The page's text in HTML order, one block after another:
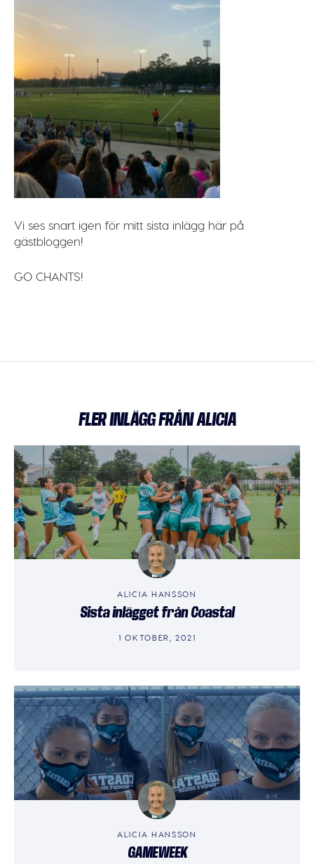
Vi ses snart igen för mitt sista inlägg här på
gästbloggen!
GO CHANTS!
FLER INLÄGG FRÅN ALICIA
ALICIA HANSSON
Sista inlägget från Coastal
1 OKTOBER, 2021
ALICIA HANSSON
GAMEWEEK